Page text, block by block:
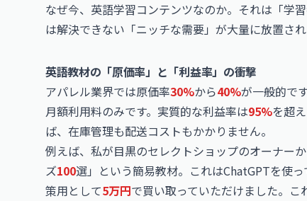
なぜ今、英語学習コンテンツなのか。それは「学
は解決できない「ニッチな需要」が大量に放置され
英語教材の「原価率」と「利益率」の衝撃
アパレル業界では原価率30%から40%が一般的で
月額利用料のみです。実質的な利益率は95%を超
ば、在庫管理も配送コストもかかりません。
例えば、私が目黒のセレクトショップのオーナー
ズ100選」という簡易教材。これはChatGPTを使っ
策用として5万円で買い取っていただけました。